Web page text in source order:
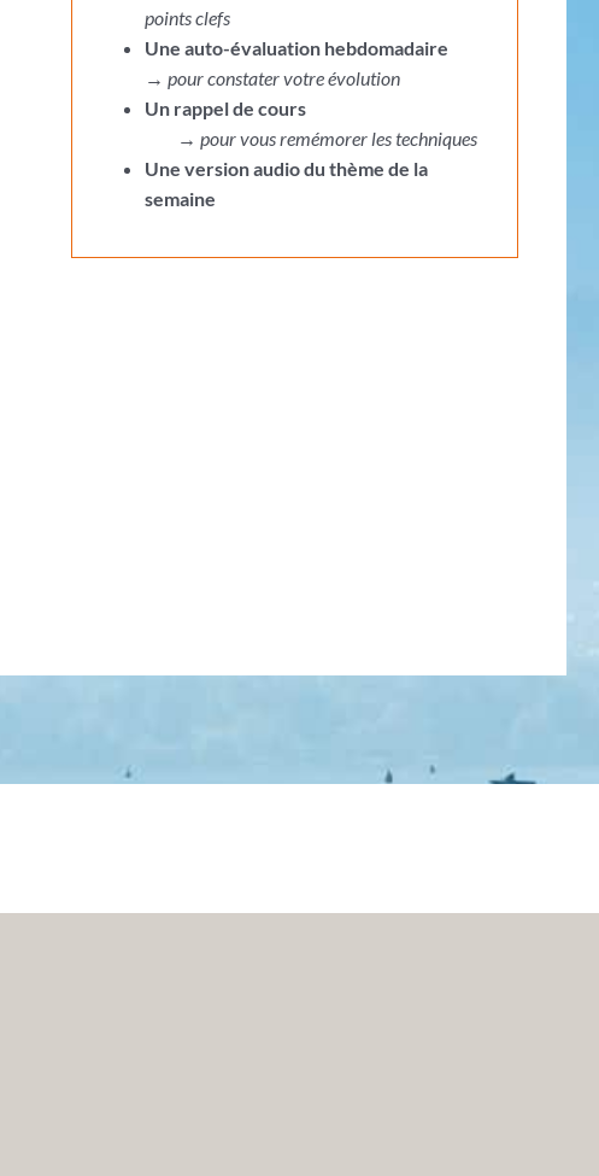
points clefs
Une auto-évaluation hebdomadaire
→ pour constater votre évolution
Un rappel de cours
→ pour vous remémorer les techniques
Une version audio du thème de la
semaine